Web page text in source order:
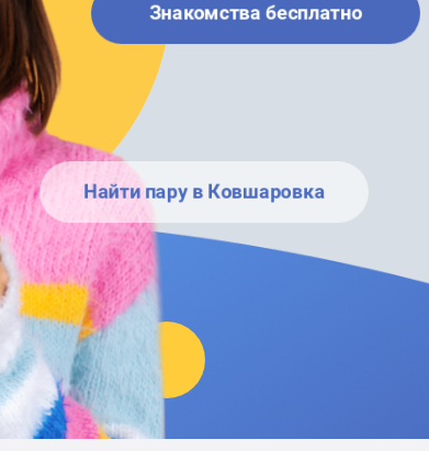
Знакомства бесплатно
Найти пару в Ковшаровка